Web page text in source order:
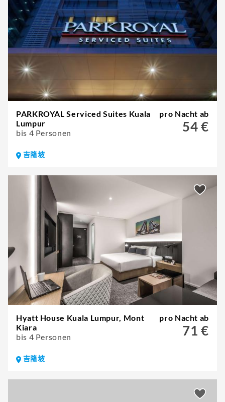
PARKROYAL Serviced Suites Kuala
Lumpur
bis 4 Personen
pro Nacht ab
54 €
吉隆坡
Hyatt House Kuala Lumpur, Mont
Kiara
bis 4 Personen
pro Nacht ab
71 €
吉隆坡